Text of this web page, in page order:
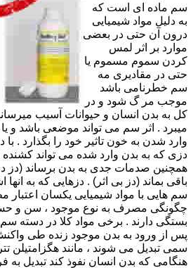
سم ماده ای است که
به دلیل مواد شیمیایی
درون آن حتی در بعضی
موارد بر اثر لمس
کردن سموم مسموم یا
حتی در مقادیری مه
سم خطرنامی باشد
موجب مر گ شود و در
کل به بدن انسان و حیوانات آسیب
میبرد . اثر سم می تواند موضعی باشد و
وارد شدن به خون تاثیر خود را بگذارد . با
دزی که به بدن وارد شده می تواند کشنده
همچنین صدمات جدی به بدن برساند (دز
باقی بماند (دز بی اثر) . دزهایی که به
سم هایی با مواد شیمیایی یکسان اعتبار
چگونگی مصرف به نوع موجود ، سن و
بستگی دارند . برخی مواد کلا در دسته سم
پس از ورود به بدن موجود زنده طی
سمی تبدیل می شوند ، مانند هگزامتیلن
هنگامی که بدن انسان نفوذ کند تبدیل به